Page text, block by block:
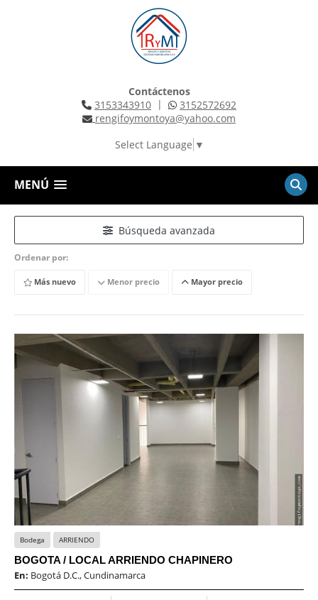
Contáctenos
3153343910 |
3152572692
rengifoymontoya@yahoo.com
Select Language ▼
MENÚ
Búsqueda avanzada
Ordenar por:
Más nuevo Menor precio Mayor precio
Bodega ARRIENDO
BOGOTA / LOCAL ARRIENDO CHAPINERO
En: Bogotá D.C., Cundinamarca